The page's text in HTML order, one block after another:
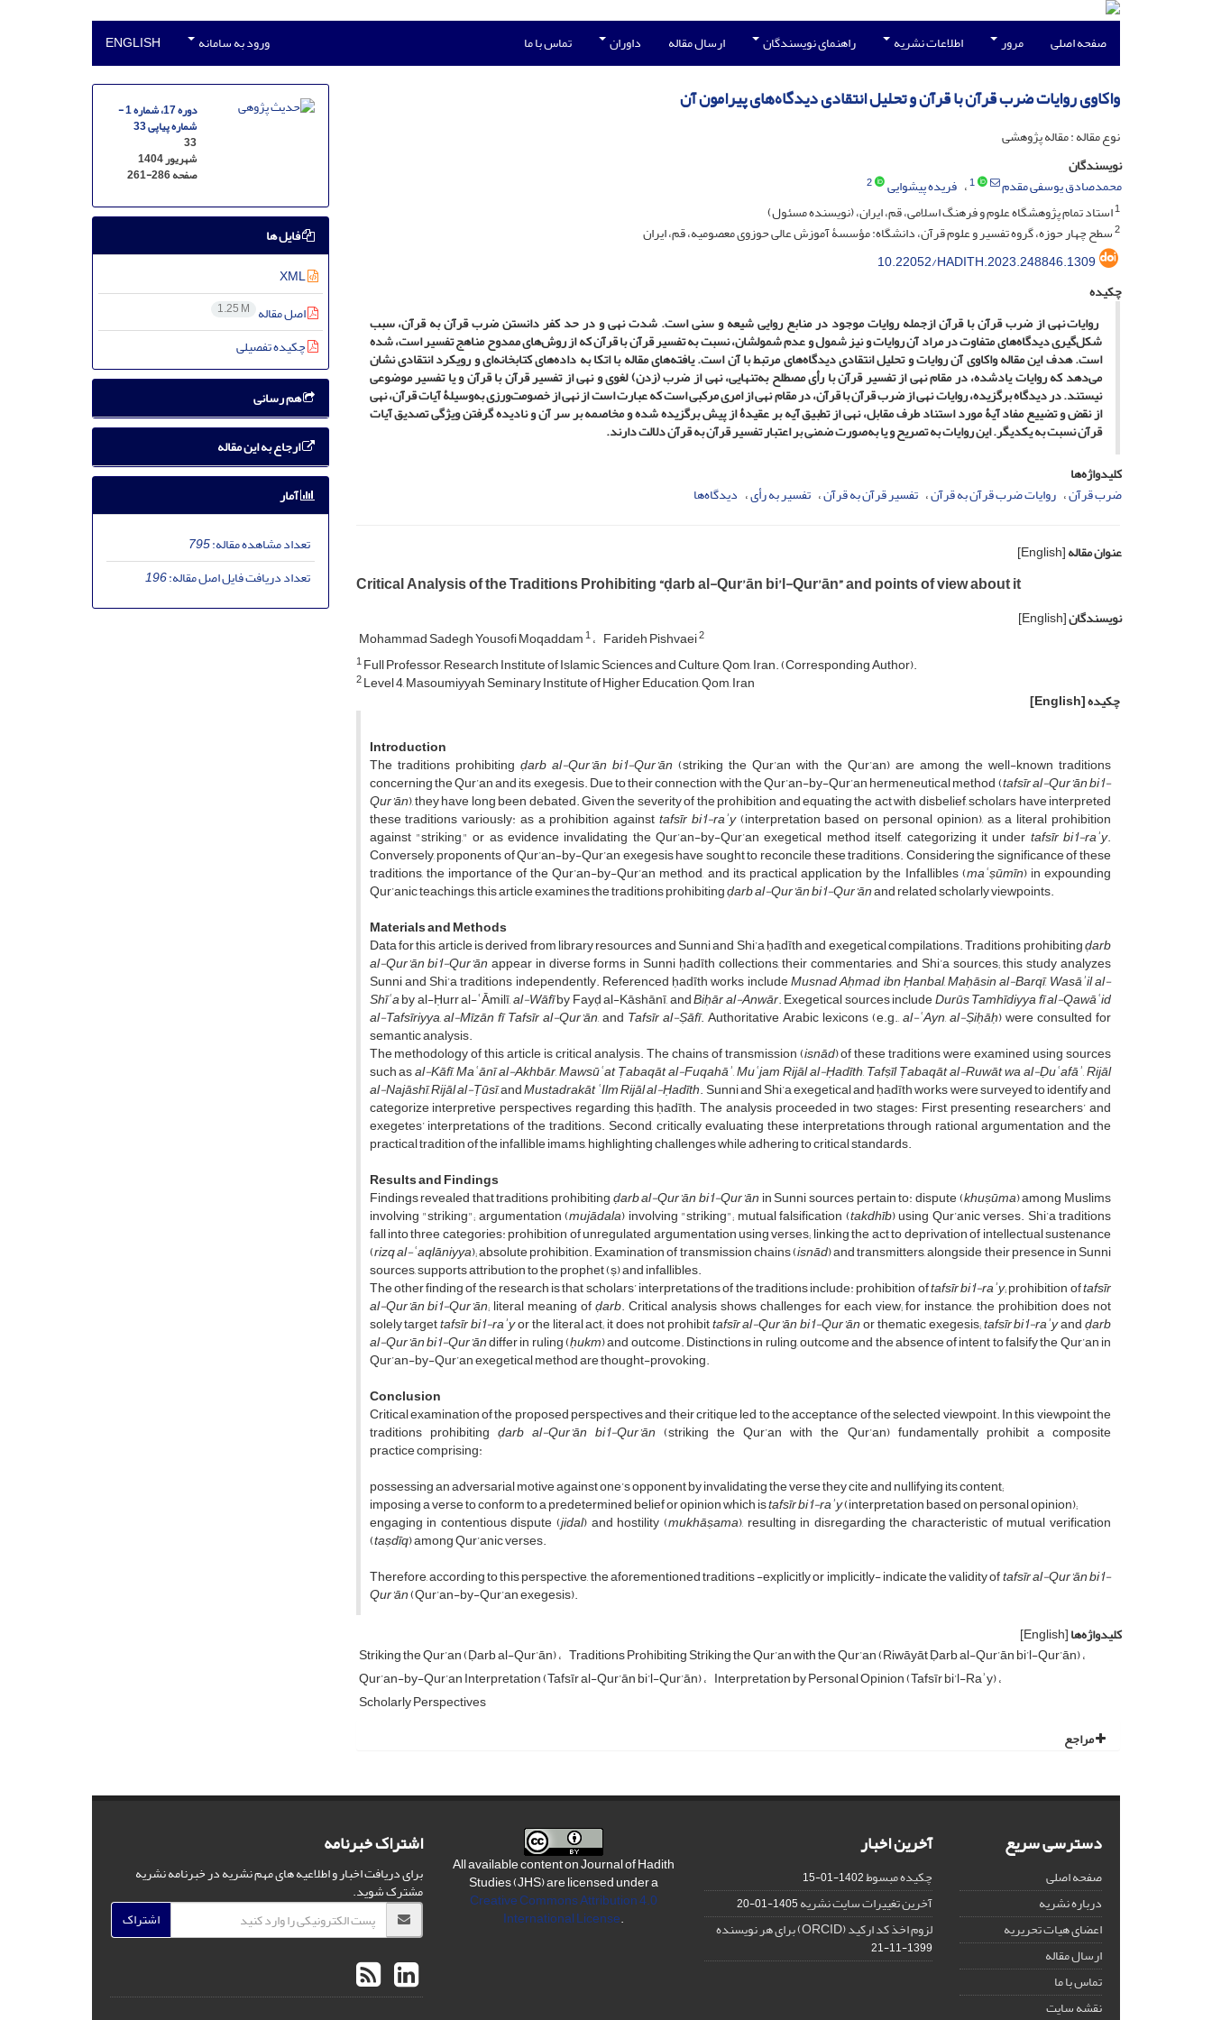
صفحه اصلی مرور اطلاعات نشریه راهنمای نویسندگان ارسال مقاله داوران تماس با ما ورود به سامانه ENGLISH
واکاوی روایات ضرب قرآن با قرآن و تحلیل انتقادی دیدگاه‌های پیرامون آن
نوع مقاله : مقاله پژوهشی
نویسندگان
محمدصادق یوسفی مقدم
1 فریده پیشوایی
2
1استاد تمام پژوهشگاه علوم و فرهنگ اسلامی، قم، ایران، (نویسنده مسئول)
2سطح چهار حوزه، گروه تفسیر و علوم قرآن، دانشگاه: مؤسسۀ آموزش عالی حوزوی معصومیه، قم، ایران
10.22052/HADITH.2023.248846.1309
چکیده
روایات نهی از ضرب قرآن با قرآن ازجمله روایات موجود در منابع روایی شیعه و سنی است. شدت نهی و در حد کفر دانستن ضرب قرآن به قرآن، سبب
شکل‌گیری دیدگاه‌های متفاوت در مراد آن روایات و نیز شمول و عدم شمولشان، نسبت به تفسیر قرآن با قرآن که از روش‌های ممدوح مناهج تفسیر است، شده
است. هدف این مقاله واکاوی آن روایات و تحلیل انتقادی دیدگاه‌های مرتبط با آن است. یافته‌های مقاله با اتکا به داده‌های کتابخانه‌ای و رویکرد انتقادی نشان
می‌دهد که روایات یادشده،در مقام نهی از تفسیر قرآن با رأی مصطلح به‌تنهایی، نهی از ضرب (زدن) لغوی و نهی از تفسیر قرآن با قرآن و یا تفسیر موضوعی
نیستند. در دیدگاه برگزیده، روایات نهی از ضرب قرآن با قرآن، در مقام نهی از امری مرکبی است که عبارت است از نهی از خصومت‌ورزی به‌وسیلۀ آیات قرآن،نهی
از نقض و تضییع مفاد آیۀ مورد استناد طرف مقابل،نهی از تطبیق آیه بر عقیدۀ از پیش برگزیده شده و مخاصمه بر سر آن و نادیده گرفتن ویژگی تصدیق آیات
قرآن نسبت به یکدیگر. این روایات به تصریح و یا به‌صورت ضمنی بر اعتبار تفسیر قرآن به قرآن دلالت دارند.
کلیدواژه‌ها
ضرب قرآن روایات ضرب قرآن به قرآن تفسیر قرآن به قرآن تفسیر به رأی دیدگاه‌ها
عنوان مقاله[English]
Critical Analysis of the Traditions Prohibiting “ḍarb al-Qur’ān bi’l-Qur’ān” and points of view about it
نویسندگان[English]
Mohammad Sadegh Yousofi Moqaddam1 Farideh Pishvaei2
1Full Professor, Research Institute of Islamic Sciences and Culture, Qom, Iran. (Corresponding Author).
2Level 4, Masoumiyyah Seminary Institute of Higher Education, Qom, Iran
چکیده[English]
Introduction
The traditions prohibiting ḍarb al-Qur’ān bi’l-Qur’ān (striking the Qur’an with the Qur’an) are among the well-known traditions
concerning the Qur’an and its exegesis. Due to their connection with the Qur’an-by-Qur’an hermeneutical method (tafsīr al-Qur’ān bi’l-
Qur’ān), they have long been debated. Given the severity of the prohibition and equating the act with disbelief, scholars have interpreted
these traditions variously: as a prohibition againsttafsīr bi’l-raʾy(interpretation based on personal opinion), as a literal prohibition
against "striking," or as evidence invalidating the Qur’an-by-Qur’an exegetical method itself, categorizing it under tafsīr bi’l-raʾy.
Conversely, proponents of Qur’an-by-Qur’an exegesis have sought to reconcile these traditions. Considering the significance of these
traditions, the importance of the Qur’an-by-Qur’an method, and its practical application by the Infallibles (maʿṣūmīn) in expounding
Qur’anic teachings, this article examines the traditions prohibitingḍarb al-Qur’ān bi’l-Qur’ānand related scholarly viewpoints.
Materials and Methods
Data for this article is derived from library resources and Sunni and Shi’a ḥadīth and exegetical compilations. Traditions prohibitingḍarb
al-Qur’ān bi’l-Qur’ānappear in diverse forms in Sunni ḥadīth collections, their commentaries, and Shi’a sources; this study analyzes
Sunni and Shi’a traditions independently. Referenced ḥadīth works includeMusnad Aḥmad ibn Ḥanbal,Maḥāsin al-Barqī,Wasāʾil al-
Shīʿaby al-Ḥurr al-ʿĀmilī,al-Wāfīby Fayḍ al-Kāshānī, andBiḥār al-Anwār. Exegetical sources includeDurūs Tamhīdiyya fī al-Qawāʿid
al-Tafsīriyya,al-Mīzān fī Tafsīr al-Qur’ān, and Tafsīr al-Ṣāfī. Authoritative Arabic lexicons (e.g.,al-ʿAyn,al-Ṣiḥāḥ) were consulted for
semantic analysis.
The methodology of this article is critical analysis. The chains of transmission (isnād) of these traditions were examined using sources
such asal-Kāfī,Maʿānī al-Akhbār,Mawsūʿat Ṭabaqāt al-Fuqahāʾ,Muʿjam Rijāl al-Ḥadīth,Tafṣīl Ṭabaqāt al-Ruwāt wa al-Ḍuʿafāʾ,Rijāl
al-Najāshī,Rijāl al-Ṭūsī, andMustadrakāt ʿIlm Rijāl al-Ḥadīth. Sunni and Shi’a exegetical and ḥadīth works were surveyed to identify and
categorize interpretive perspectives regarding this ḥadīth. The analysis proceeded in two stages: First, presenting researchers’ and
exegetes’ interpretations of the traditions. Second, critically evaluating these interpretations through rational argumentation and the
practical tradition of the infallible imams, highlighting challenges while adhering to critical standards.
Results and Findings
Findings revealed that traditions prohibitingḍarb al-Qur’ān bi’l-Qur’ānin Sunni sources pertain to: dispute (khuṣūma) among Muslims
involving "striking"; argumentation (mujādala) involving "striking"; mutual falsification (takdhīb) using Qur’anic verses. Shi’a traditions
fall into three categories: prohibition of unregulated argumentation using verses; linking the act to deprivation of intellectual sustenance
(rizq al-ʿaqlāniyya); absolute prohibition. Examination of transmission chains (isnād) and transmitters, alongside their presence in Sunni
sources, supports attribution to the prophet (ṣ) and infallibles.
The other finding of the research is that scholars’ interpretations of the traditions include: prohibition oftafsīr bi’l-raʾy; prohibition oftafsīr
al-Qur’ān bi’l-Qur’ān; literal meaning ofḍarb. Critical analysis shows challenges for each view; for instance, the prohibition does not
solely targettafsīr bi’l-raʾyor the literal act; it does not prohibittafsīr al-Qur’ān bi’l-Qur’ānor thematic exegesis;tafsīr bi’l-raʾyandḍarb
al-Qur’ān bi’l-Qur’āndiffer in ruling (ḥukm) and outcome. Distinctions in ruling, outcome and the absence of intent to falsify the Qur’an in
Qur’an-by-Qur’an exegetical method are thought-provoking.
Conclusion
Critical examination of the proposed perspectives and their critique led to the acceptance of the selected viewpoint. In this viewpoint, the
traditions prohibiting ḍarb al-Qur’ān bi’l-Qur’ān (striking the Qur’an with the Qur’an) fundamentally prohibit a composite
practice comprising:
possessing an adversarial motive against one’s opponent by invalidating the verse they cite and nullifying its content;
imposing a verse to conform to a predetermined belief or opinion which istafsīr bi’l-raʾy(interpretation based on personal opinion);
engaging in contentious dispute (jidal) and hostility (mukhāṣama), resulting in disregarding the characteristic of mutual verification
(taṣdīq) among Qur’anic verses.
Therefore, according to this perspective, the aforementioned traditions -explicitly or implicitly- indicate the validity oftafsīr al-Qur’ān bi’l-
Qur’ān(Qur’an-by-Qur’an exegesis).
کلیدواژه‌ها[English]
Striking the Qur’an (Ḍarb al-Qur’ān) Traditions Prohibiting Striking the Qur’an with the Qur’an (Riwāyāt Ḍarb al-Qur’ān bi’l-Qur’ān)
Qur’an-by-Qur’an Interpretation (Tafsīr al-Qur’ān bi’l-Qur’ān) Interpretation by Personal Opinion (Tafsīr bi’l-Raʾy)
Scholarly Perspectives
مراجع
دوره 17، شماره 1 -
شماره پیاپی 33
33
شهریور 1404
صفحه261-286
فایل ها
XML
اصل مقاله 1.25 M
چکیده تفصیلی
هم رسانی
ارجاع به این مقاله
آمار
تعداد مشاهده مقاله:795
تعداد دریافت فایل اصل مقاله:196
دسترسی سریع
صفحه اصلی
درباره نشریه
اعضای هیات تحریریه
ارسال مقاله
تماس با ما
نقشه سایت
آخرین اخبار
چکیده مبسوط1402-01-15
آخرین تغییرات سایت نشریه1405-01-20
لزوم اخذ کد ارکید (ORCID) برای هر نویسنده
1399-11-21
All available content on Journal of Hadith
Studies (JHS) are licensed under a
Creative Commons Attribution 4.0
International License.
اشتراک خبرنامه
برای دریافت اخبار و اطلاعیه های مهم نشریه در خبرنامه نشریه
مشترک شوید.
اشتراک